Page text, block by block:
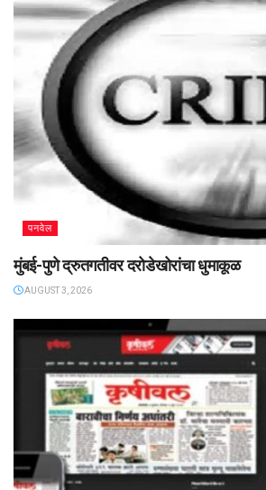
पनवेल
मुंबई-पुणे द्रुतगतीवर दरोडेखोरांचा धुमाकूळ
AUGUST 3, 2026